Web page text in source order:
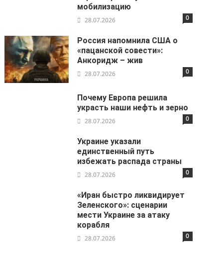
мобилизацию
28.07.2026 0
Россия напомнила США о
«пацанской совести»:
Анкоридж – жив
28.07.2026 0
Почему Европа решила
украсть наши нефть и зерно
28.07.2026 0
Украине указали
единственный путь
избежать распада страны
28.07.2026 0
«Иран быстро ликвидирует
Зеленского»: сценарии
мести Украине за атаку
корабля
28.07.2026 0